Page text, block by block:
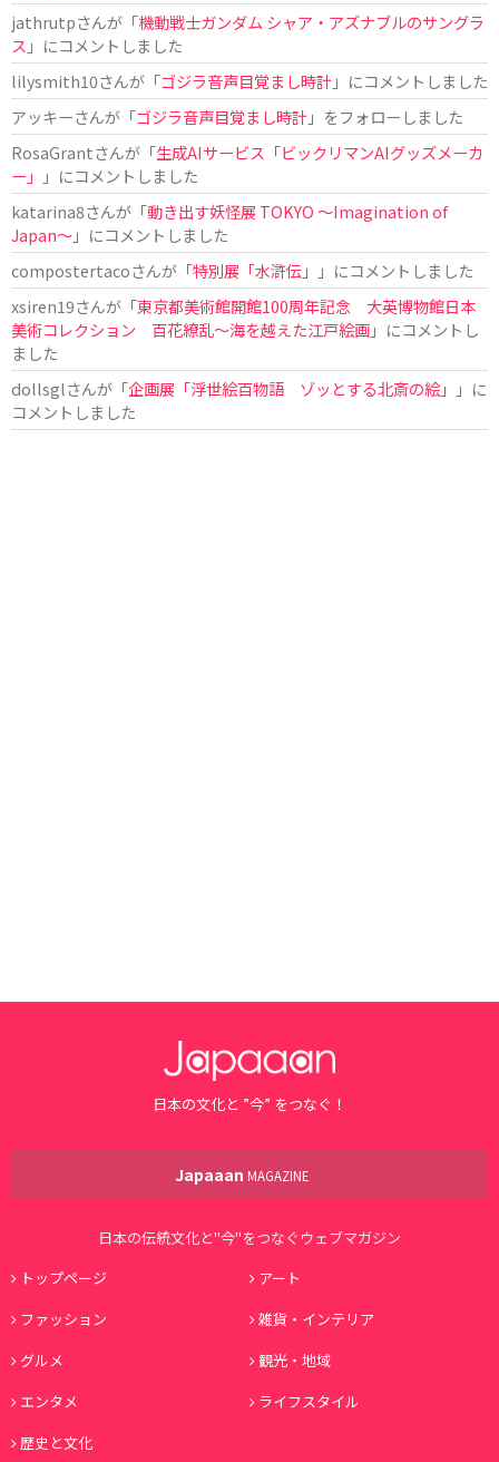
jathrutpさんが「機動戦士ガンダム シャア・アズナブルのサングラ
ス 」にコメントしました
lilysmith10さんが「ゴジラ音声目覚まし時計」にコメントしました
アッキーさんが「ゴジラ音声目覚まし時計」をフォローしました
RosaGrantさんが「生成AIサービス「ビックリマンAIグッズメーカ
ー」
」にコメントしました
katarina8さんが「動き出す妖怪展 TOKYO 〜Imagination of
Japan〜」にコメントしました
compostertacoさんが「特別展「水滸伝」
」にコメントしました
xsiren19さんが「東京都美術館開館100周年記念 大英博物館日本
美術コレクション 百花繚乱～海を越えた江戸絵画」にコメントし
ました
dollsglさんが「企画展「浮世絵百物語 ゾッとする北斎の絵」
」に
コメントしました
日本の文化と ”今” をつなぐ！
Japaaan MAGAZINE
日本の伝統文化と"今"をつなぐウェブマガジン
トップページ
アート
ファッション
雑貨・インテリア
グルメ
観光・地域
エンタメ
ライフスタイル
歴史と文化